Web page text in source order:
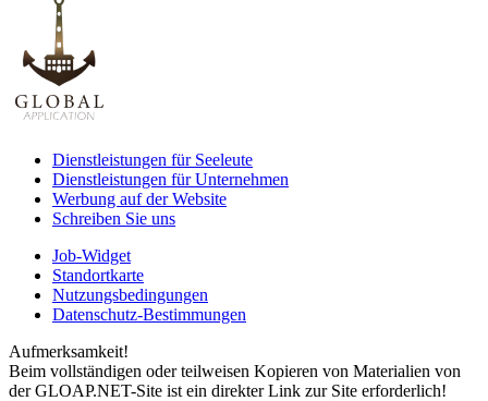
Dienstleistungen für Seeleute
Dienstleistungen für Unternehmen
Werbung auf der Website
Schreiben Sie uns
Job-Widget
Standortkarte
Nutzungsbedingungen
Datenschutz-Bestimmungen
Aufmerksamkeit!
Beim vollständigen oder teilweisen Kopieren von Materialien von
der GLOAP.NET-Site ist ein direkter Link zur Site erforderlich!